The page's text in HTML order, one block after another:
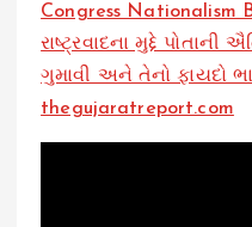
Congress Nationalism
રાષ્ટ્રવાદના મુદ્દે
ગુમાવી અને તેનો ફાયદો
thegujaratreport.com